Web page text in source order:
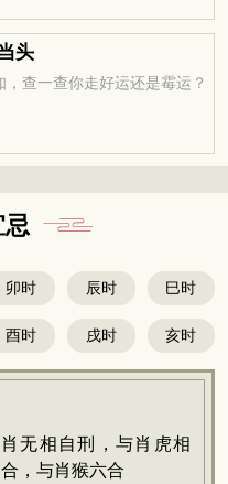
头
查一查你走好运还是霉运？
忌
卯时 辰时 巳时
酉时 戌时 亥时
无相自刑，与肖虎相
，与肖猴六合